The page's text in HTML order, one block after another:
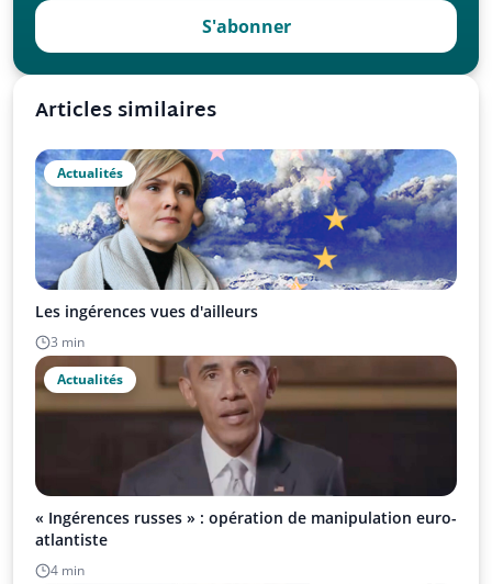
S'abonner
Articles similaires
Actualités
Les ingérences vues d'ailleurs
3 min
Actualités
« Ingérences russes » : opération de manipulation euro-
atlantiste
4 min